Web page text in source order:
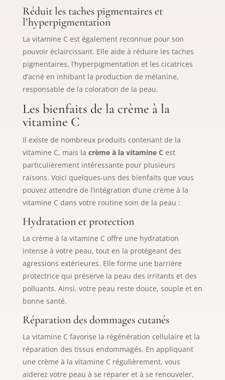
Réduit les taches pigmentaires et
l’hyperpigmentation
La vitamine C est également reconnue pour son
pouvoir éclaircissant. Elle aide à réduire les taches
pigmentaires, l’hyperpigmentation et les cicatrices
d’acné en inhibant la production de mélanine,
responsable de la coloration de la peau.
Les bienfaits de la crème à la
vitamine C
Il existe de nombreux produits contenant de la
vitamine C, mais la crème à la vitamine C est
particulièrement intéressante pour plusieurs
raisons. Voici quelques-uns des bienfaits que vous
pouvez attendre de l’intégration d’une crème à la
vitamine C dans votre routine soin de la peau :
Hydratation et protection
La crème à la vitamine C offre une hydratation
intense à votre peau, tout en la protégeant des
agressions extérieures. Elle forme une barrière
protectrice qui préserve la peau des irritants et des
polluants. Ainsi, votre peau reste douce, souple et en
bonne santé.
Réparation des dommages cutanés
La vitamine C favorise la régénération cellulaire et la
réparation des tissus endommagés. En appliquant
une crème à la vitamine C régulièrement, vous
aiderez votre peau à se réparer et à se renouveler,